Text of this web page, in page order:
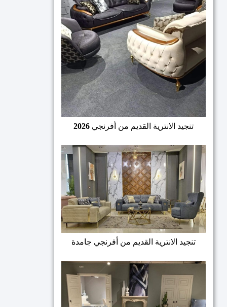
تنجيد الانترية القديم من أفرنجي 2026
تنجيد الانترية القديم من أفرنجي جامدة